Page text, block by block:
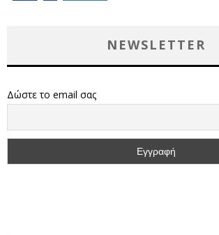
NEWSLETTER
Δώστε το email σας